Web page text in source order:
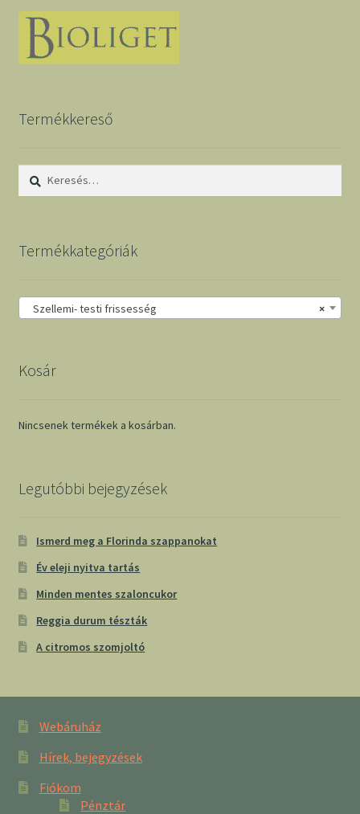
Termékkereső
Keresés:
Termékkategóriák
×
Szellemi- testi frissesség
Kosár
Nincsenek termékek a kosárban.
Legutóbbi bejegyzések
Ismerd meg a Florinda szappanokat
Év eleji nyitva tartás
Minden mentes szaloncukor
Reggia durum tészták
A citromos szomjoltó
Webáruház
Hírek, bejegyzések
Fiókom
Pénztár